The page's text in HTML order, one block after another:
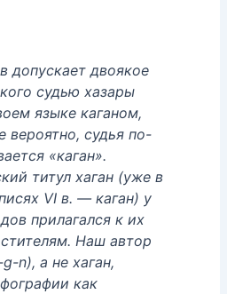
допускает двоякое
судью хазары
языке каганом,
вероятно, судья по-
«каган».
титул хаган (уже в
VI в. — каган) у
прилагался к их
Наш автор
n), а не хаган,
как